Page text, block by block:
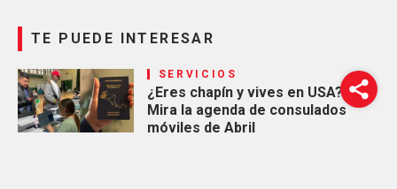
TE PUEDE INTERESAR
SERVICIOS
¿Eres chapín y vives en USA?
Mira la agenda de consulados
móviles de Abril